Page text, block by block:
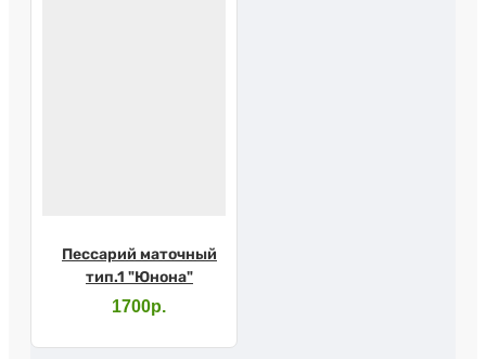
Пессарий маточный
тип.1 "Юнона"
1700р.